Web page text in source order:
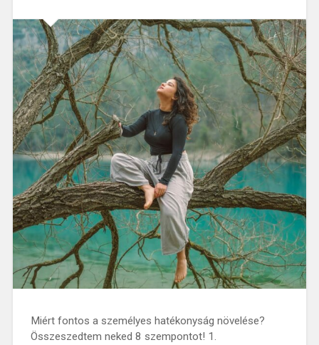
Miért fontos a személyes hatékonyság növelése?
Összeszedtem neked 8 szempontot! 1.